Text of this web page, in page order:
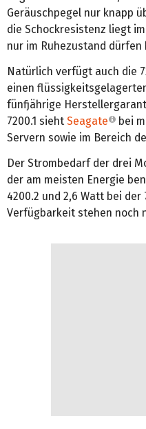
Geräuschpegel nur knapp
die Schockresistenz liegt
nur im Ruhezustand dürfen
Natürlich verfügt auch die
einen
fünfjährige
7200.1 sieht Seagate
bei
Servern sowie im Bereich
Der Strombedarf der drei
der am meisten Energie
4200.2 und 2,6 Watt bei der
Verfügbarkeit stehen noch